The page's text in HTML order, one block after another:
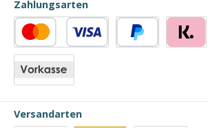
Zahlungsarten
Kredit- oder Debitkarte
Versandarten